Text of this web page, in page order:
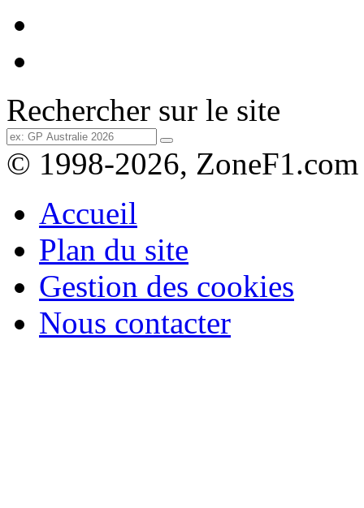
Rechercher sur le site
© 1998-2026, ZoneF1.com
Accueil
Plan du site
Gestion des cookies
Nous contacter